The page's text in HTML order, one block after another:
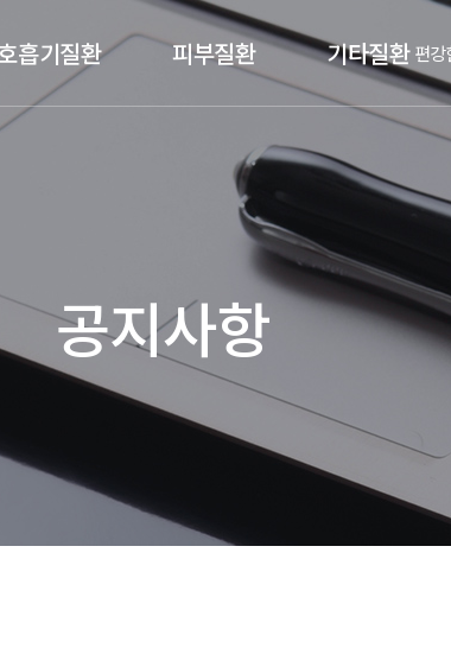
흡기질환 피부질환 기타질환 편강
공지사항